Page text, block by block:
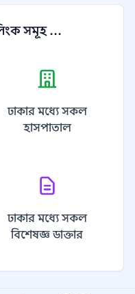
সমূহ ...
ঢাকার মধ্যে সকল
হাসপাতাল
ঢাকার মধ্যে সকল
বিশেষজ্ঞ ডাক্তার